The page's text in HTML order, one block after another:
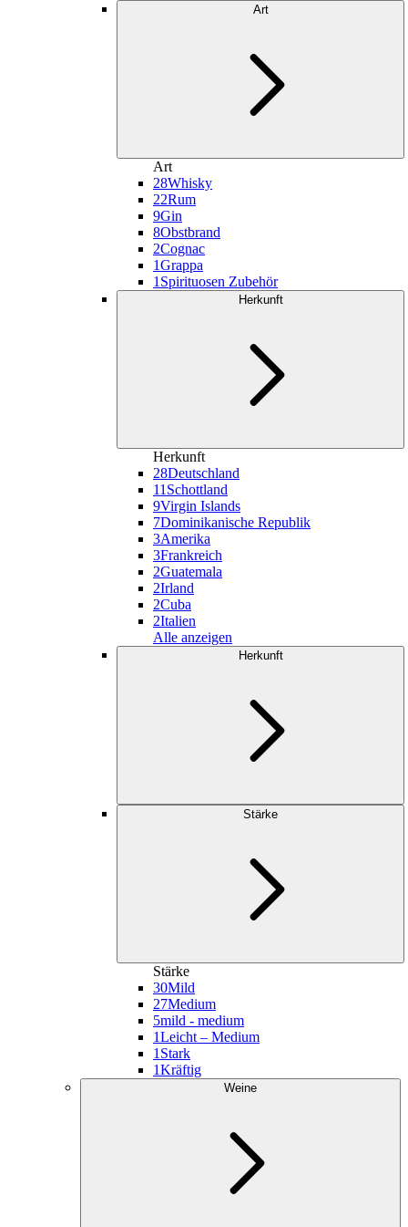
Art
Art
28Whisky
22Rum
9Gin
8Obstbrand
2Cognac
1Grappa
1 Spirituosen Zubehör
Herkunft
Herkunft
28Deutschland
11 Schottland
9Virgin Islands
7Dominikanische Republik
3Amerika
3Frankreich
2Guatemala
2Irland
2Cuba
2Italien
Alle anzeigen
Herkunft
Stärke
Stärke
30Mild
27Medium
5mild - medium
1Leicht – Medium
1 Stark
1Kräftig
Weine